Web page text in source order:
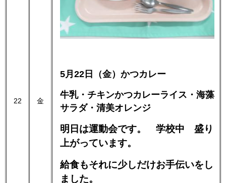
22 金
5月22日（金）かつカレー
牛乳・チキンかつカレーライス・海藻
サラダ・清美オレンジ
明日は運動会です。 学校中 盛り
上がっています。
給食もそれに少しだけお手伝いをし
ました。